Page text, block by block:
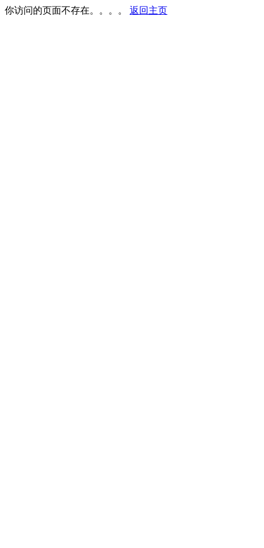
你访问的页面不存在。。。。 返回主页